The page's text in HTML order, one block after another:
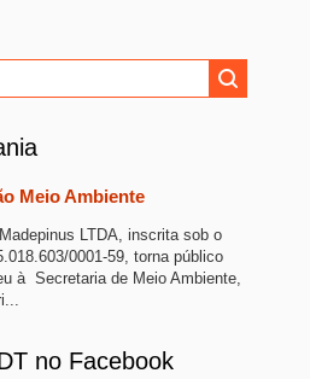
Meio Ambiente
LTDA, inscrita sob o
0001-59, torna público
à Secretaria de Meio Ambiente,
no Facebook